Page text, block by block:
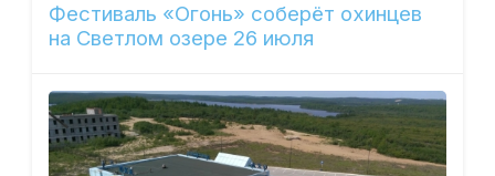
Фестиваль «Огонь» соберёт охинцев
на Светлом озере 26 июля